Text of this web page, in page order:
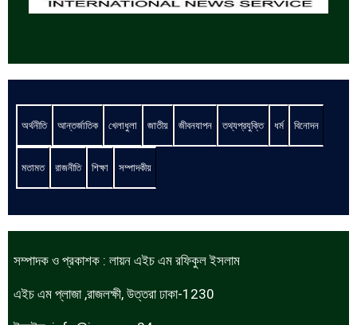
অর্থনীতি আন্তর্জাতিক খেলাধুলা জাতীয় জীবনযাপন তথ্যপ্রযুক্তি ধর্ম বিনোদন
মতামত রাজনীতি শিক্ষা সম্পাদকীয়
সম্পাদক ও প্রকাশক : লায়ন এইচ এম রফিকুল ইসলাম
এইচ এম প্লাজা ,রাজলক্ষী, উত্তরা ঢাকা-1230